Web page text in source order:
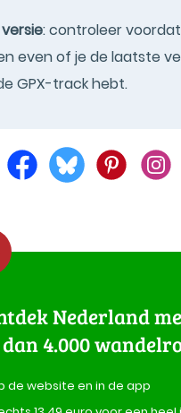
: controleer
even of je de laatste
GPX-track hebt.
Nederland
dan 4.000
de website en in de app